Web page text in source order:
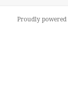
Proudly powered